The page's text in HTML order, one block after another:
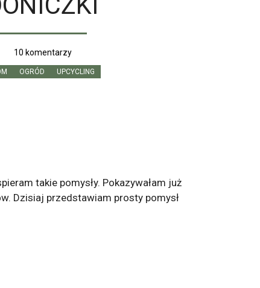
10 komentarzy
OGRÓD UPCYCLING
takie pomysły. Pokazywałam już
Dzisiaj przedstawiam prosty pomysł